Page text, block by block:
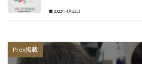
2022年4月22日
Prev掲載